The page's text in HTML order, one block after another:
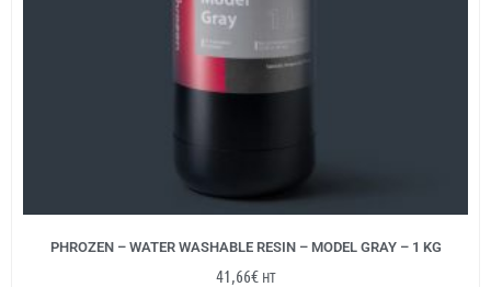
PHROZEN – WATER WASHABLE RESIN – MODEL GRAY – 1 KG
41,66€ HT